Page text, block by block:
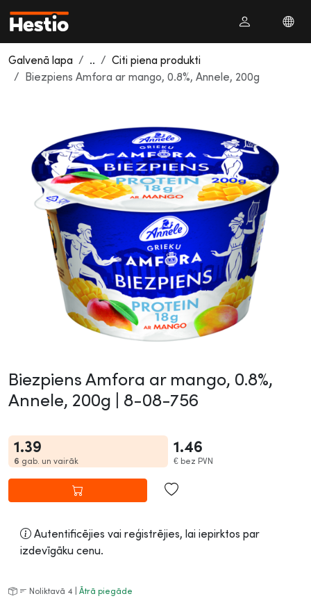
Galvenā lapa ..
Citi piena produkti
Biezpiens Amfora ar mango, 0.8%, Annele, 200g
Biezpiens Amfora ar mango, 0.8%,
Annele, 200g | 8-08-756
1.39
6 gab. un vairāk
1.46
€ bez PVN
Autentificējies vai reģistrējies, lai iepirktos par
izdevīgāku cenu.
Noliktavā 4 | Ātrā piegāde